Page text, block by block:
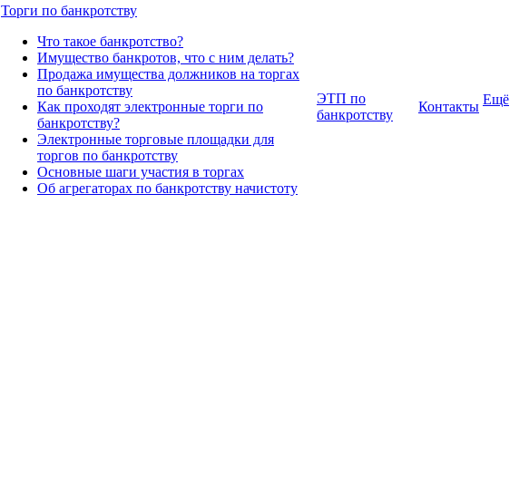
Торги по банкротству
Что такое банкротство?
Имущество банкротов, что с ним делать?
Продажа имущества должников на торгах
по банкротству
Как проходят электронные торги по
банкротству?
Электронные торговые площадки для
торгов по банкротству
Основные шаги участия в торгах
Об агрегаторах по банкротству начистоту
ЭТП по
банкротству
Контакты Ещё